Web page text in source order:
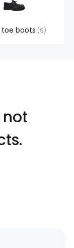
boots 9